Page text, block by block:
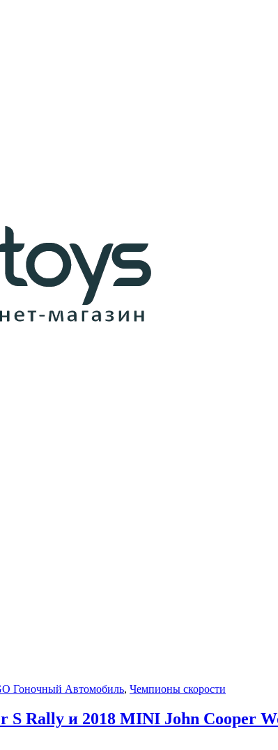
Гоночный Автомобиль, Чемпионы скорости
S Rally и 2018 MINI John Cooper